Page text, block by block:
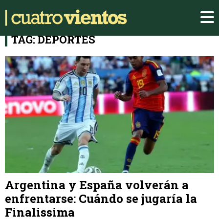
TAG: DEPORTES
Argentina y España volverán a
enfrentarse: Cuándo se jugaría la
Finalissima